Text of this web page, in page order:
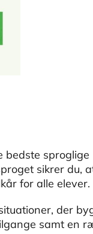
bedste sproglige
sikrer du,
for alle elever.
der
samt en